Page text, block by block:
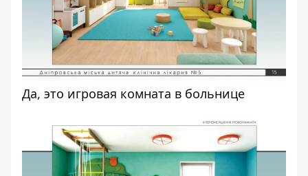
Да, это игровая комната в больнице